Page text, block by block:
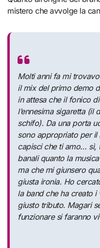
mistero che avvolge la
Molti anni fa mi
il mix del primo demo
in attesa che il fonico
l’ennesima sigaretta (il
schifo). Da una porta
sono appropriato per il
capisci che ti amo… sì,
banali quanto la
ma che mi giunsero
giusta ironia. Ho
la band che ha creato
giusto tributo. Magari
funzionare si faranno